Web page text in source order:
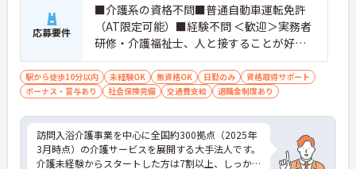
応募要件
■介護系の資格不問■普通自動車運転免許
（AT限定可能）■経験不問 ＜歓迎＞実務者
研修・介護福祉士、人と接することが好き
な方、チームワークを重視する人
駅から徒歩10分以内 未経験OK 無資格OK 日勤のみ
資格取得サポート
ボーナス・賞与あり
社会保険完備 交通費支給 退職金制度あり
訪問入浴介護事業を中心に全国約300拠点（2025年
3月時点）の介護サービスを展開する大手法人です。
介護未経験からスタートした方は7割以上、しっか